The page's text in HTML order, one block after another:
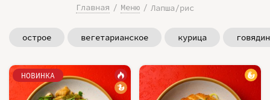
Главная Меню Лапша/рис
острое вегетарианское курица
НОВИНКА